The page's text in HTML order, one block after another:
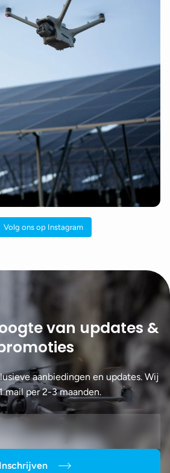
Volg ons op Instagram
van updates &
aanbiedingen en updates. Wij
mail per 2-3 maanden.
Inschrijven